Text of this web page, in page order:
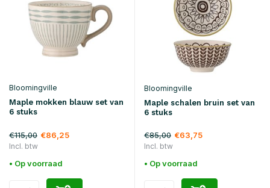
Bloomingville
Maple mokken blauw set van
6 stuks
€115,00 €86,25
Incl. btw
• Op voorraad
Bloomingville
Maple schalen bruin set van
6 stuks
€85,00 €63,75
Incl. btw
• Op voorraad